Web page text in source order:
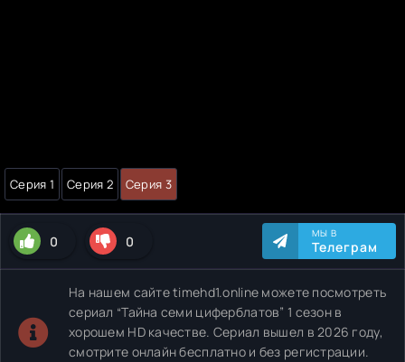
Серия 1 Серия 2 Серия 3
0 0 МЫ В
Телеграм
На нашем сайте timehd1.online можете посмотреть
сериал “Тайна семи циферблатов” 1 сезон в
хорошем HD качестве. Сериал вышел в 2026 году,
смотрите онлайн бесплатно и без регистрации.